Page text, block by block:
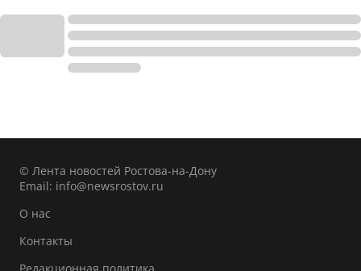
© Лента новостей Ростова-на-Дону
Email: info@newsrostov.ru
О нас
Контакты